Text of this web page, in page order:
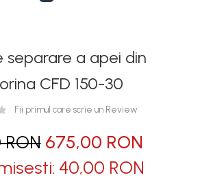
separare a apei din
CFD 150-30
Fii primul care scrie un Review
RON 675,00 RON
40,00 RON